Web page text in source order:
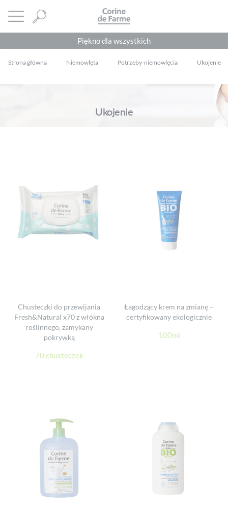
Otwórz menu CORINE DE FARME
Piękno dla wszystkich
Strona główna Niemowlęta Potrzeby-niemowlęcia Ukojenie
Ukojenie
Chusteczki do przewijania
Fresh&Natural x70 z włókna
roślinnego, zamykany
pokrywką
70 chusteczek
Łagodzący krem na zmianę –
certyfikowany ekologicznie
100ml